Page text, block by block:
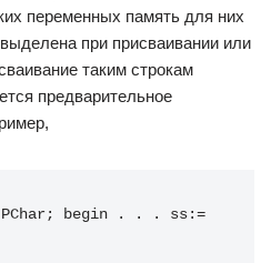
переменных память для них
при присваивании или
таким строкам
предварительное
begin . . . ss:=